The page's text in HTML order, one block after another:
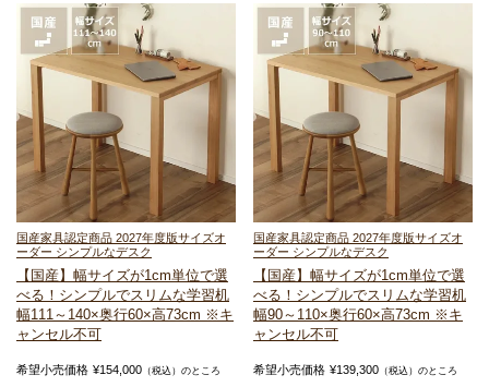
国産家具認定商品 2027年度版サイズオ
ーダー シンプルなデスク
【国産】幅サイズが1cm単位で選
べる！シンプルでスリムな学習机
幅111～140×奥行60×高73cm ※キ
ャンセル不可
希望小売価格 ¥154,000 （税込）のところ
国産家具認定商品 2027年度版サイズオ
ーダー シンプルなデスク
【国産】幅サイズが1cm単位で選
べる！シンプルでスリムな学習机
幅90～110×奥行60×高73cm ※キ
ャンセル不可
希望小売価格 ¥139,300 （税込）のところ